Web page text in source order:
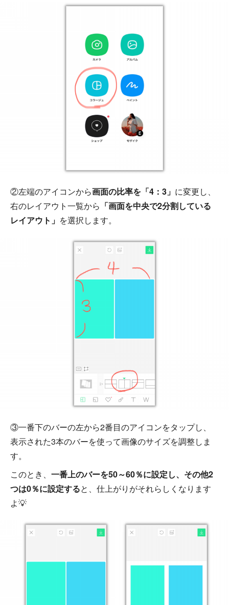
②左端のアイコンから画面の比率を「4：3」 に変更し、
右のレイアウト一覧から 「画面を中央で2分割している
レイアウト」 を選択します。
③一番下のバーの左から2番目のアイコンをタップし、
表示された3本のバーを使って画像のサイズを調整しま
す。
このとき、 一番上のバーを50～60％に設定し、その他2
つは0％に設定すると、仕上がりがそれらしくなります
よ💡